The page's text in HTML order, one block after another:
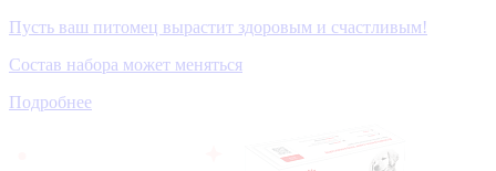
Пусть ваш питомец вырастит здоровым и счастливым!
Состав набора может меняться
Подробнее